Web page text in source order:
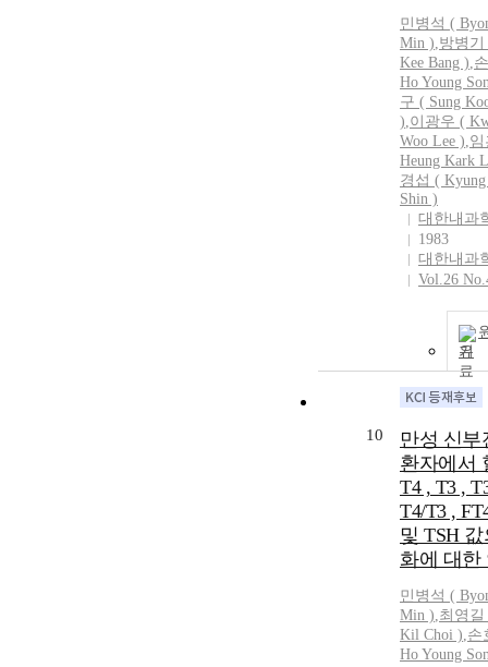
민병석 (
Min ),방병기
Kee Bang ),
Ho Young
구 ( Sung
),이광우 (
Woo Lee ),
Heung Kark
경섭 ( Kyung
Shin )
대한내과
1983
대한내과
Vol.26
기
10
만성 신부
환자에서
T4 , T3 ,
T4/T3 ,
및 TSH
화에 대한
민병석 (
Min ),최영길
Kil Choi ),손
Ho Young